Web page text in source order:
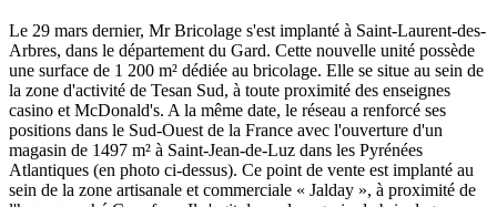
Le 29 mars dernier, Mr Bricolage s'est implanté à Saint-Laurent-des-
Arbres, dans le département du Gard. Cette nouvelle unité possède
une surface de 1 200 m² dédiée au bricolage. Elle se situe au sein de
la zone d'activité de Tesan Sud, à toute proximité des enseignes
casino et McDonald's. A la même date, le réseau a renforcé ses
positions dans le Sud-Ouest de la France avec l'ouverture d'un
magasin de 1497 m² à Saint-Jean-de-Luz dans les Pyrénées
Atlantiques (en photo ci-dessus). Ce point de vente est implanté au
sein de la zone artisanale et commerciale « Jalday », à proximité de